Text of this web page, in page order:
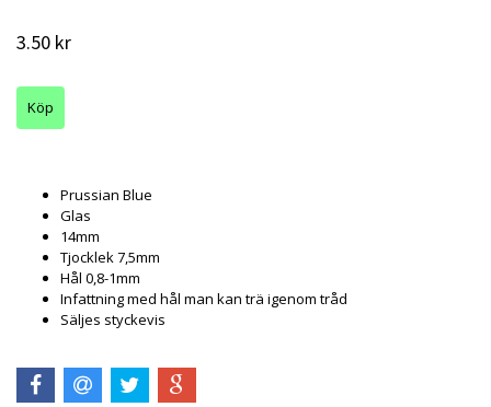
3.50 kr
Prussian Blue
Glas
14mm
Tjocklek 7,5mm
Hål 0,8-1mm
Infattning med hål man kan trä igenom tråd
Säljes styckevis